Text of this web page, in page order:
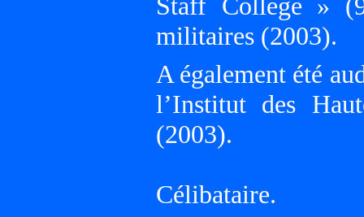
militaires (2003).
A également été
l’Institut des
(2003).
Célibataire.